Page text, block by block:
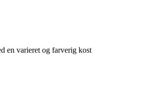
en varieret og farverig kost